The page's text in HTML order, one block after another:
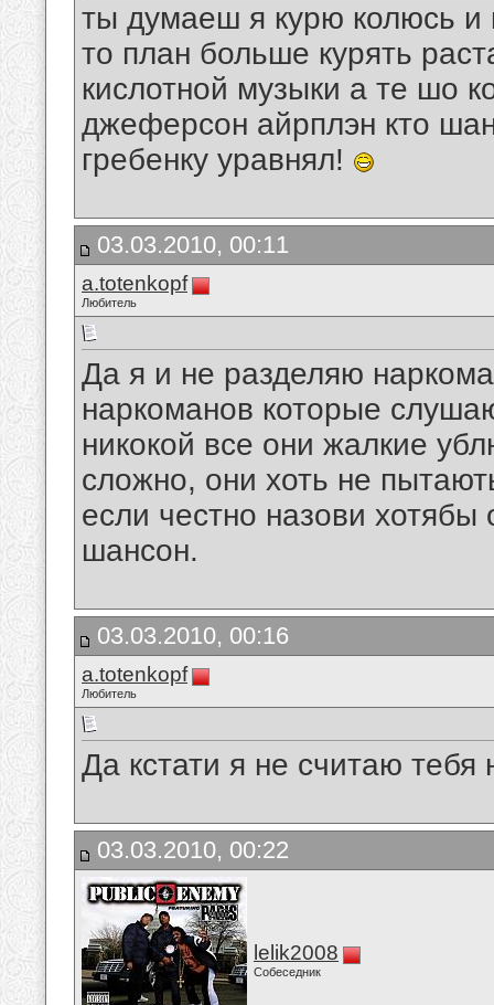
ты думаеш я курю колюсь и
то план больше курять
кислотной музыки а те шо
джеферсон айрплэн кто
гребенку уравнял!
03.03.2010, 00:11
a.totenkopf
Любитель
Да я и не разделяю
наркоманов которые
никокой все они жалкие
сложно, они хоть не
если честно назови хотябы
шансон.
03.03.2010, 00:16
a.totenkopf
Любитель
Да кстати я не считаю тебя
03.03.2010, 00:22
lelik2008
Собеседник